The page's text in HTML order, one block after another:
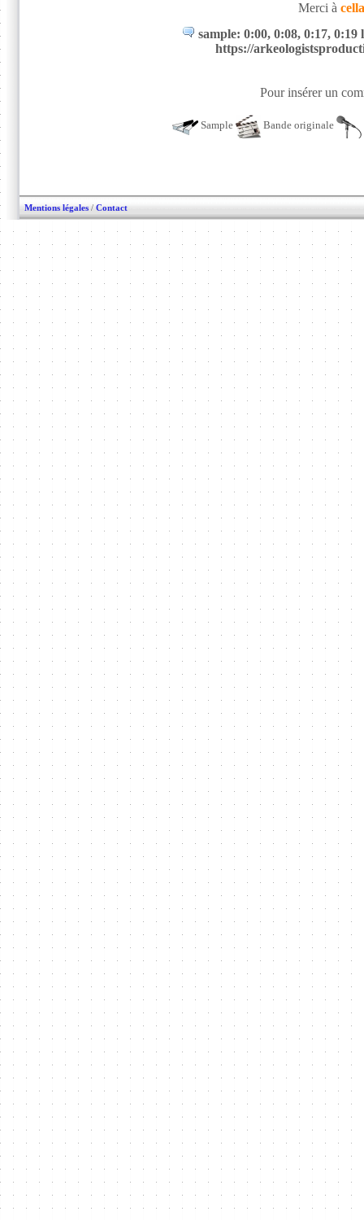
Merci à
sample: 0:00, 0:08, 0:17,
https://
Pour insérer un
Sample Bande originale
Mentions légales / Contact